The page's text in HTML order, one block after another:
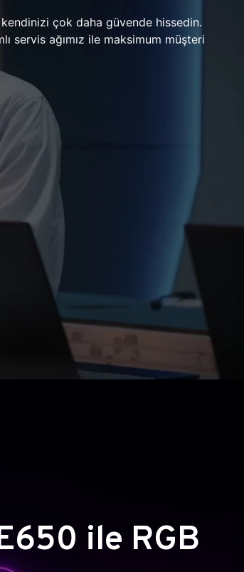
çok daha güvende hissedin.
servis ağımız ile maksimum müşteri
ile RGB